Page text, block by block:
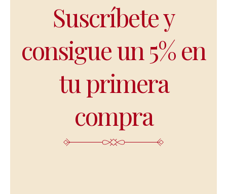
Suscríbete y
consigue un 5% en
tu primera
compra